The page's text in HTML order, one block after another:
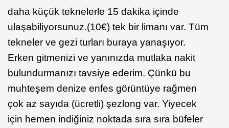
daha küçük teknelerle 15 dakika içinde
ulaşabiliyorsunuz.(10€) tek bir limanı var. Tüm
tekneler ve gezi turları buraya yanaşıyor.
Erken gitmenizi ve yanınızda mutlaka nakit
bulundurmanızı tavsiye ederim. Çünkü bu
muhteşem denize enfes görüntüye rağmen
çok az sayıda (ücretli) şezlong var. Yiyecek
için hemen indiğiniz noktada sıra sıra büfeler